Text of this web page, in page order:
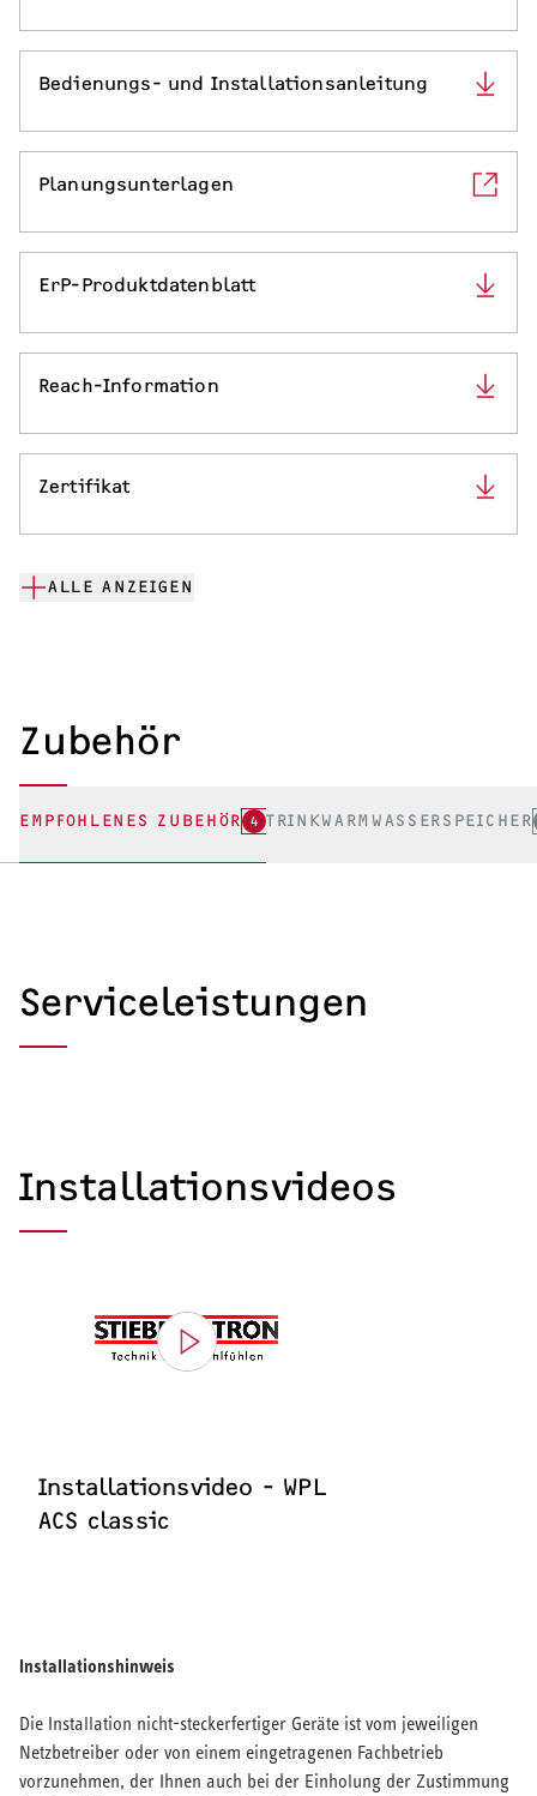
Bedienungs- und Installationsanleitung
Planungsunterlagen
ErP-Produktdatenblatt
Reach-Information
Zertifikat
ALLE ANZEIGEN
Zubehör
EMPFOHLENES ZUBEHÖR 4 TRINKWARMWASSERSPEICHER
Serviceleistungen
Installationsvideos
Installationsvideo - WPL
ACS classic
Installationshinweis
Die Installation nicht-steckerfertiger Geräte ist vom jeweiligen
Netzbetreiber oder von einem eingetragenen Fachbetrieb
vorzunehmen, der Ihnen auch bei der Einholung der Zustimmung